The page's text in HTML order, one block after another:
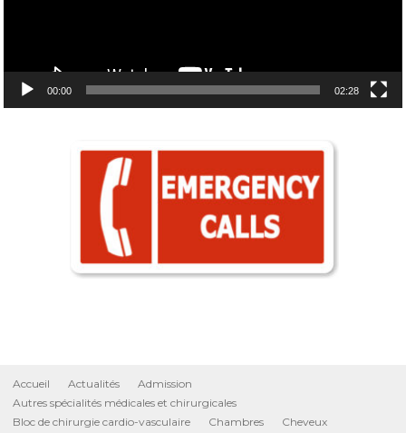
00:00 02:28
Accueil Actualités
Admission
Autres spécialités médicales et chirurgicales
Bloc de chirurgie cardio-vasculaire
Chambres Cheveux